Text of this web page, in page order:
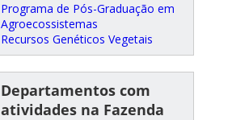
Programa de Pós-Graduação em
Agroecossistemas
Recursos Genéticos Vegetais
Departamentos com
atividades na Fazenda